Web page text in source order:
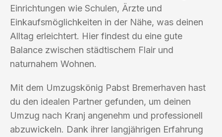
Einrichtungen wie Schulen, Ärzte und
Einkaufsmöglichkeiten in der Nähe, was deinen
Alltag erleichtert. Hier findest du eine gute
Balance zwischen städtischem Flair und
naturnahem Wohnen.
Mit dem Umzugskönig Pabst Bremerhaven hast
du den idealen Partner gefunden, um deinen
Umzug nach Kranj angenehm und professionell
abzuwickeln. Dank ihrer langjährigen Erfahrung